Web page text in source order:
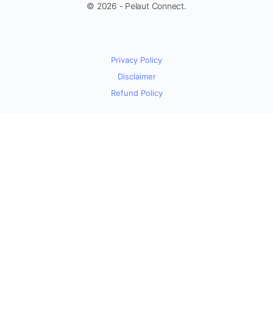
© 2026 - Pelaut Connect.
Privacy Policy
Disclaimer
Refund Policy